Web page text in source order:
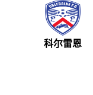
科尔雷恩